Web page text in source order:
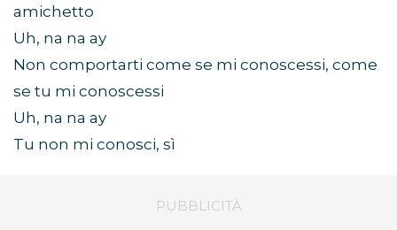
amichetto
Uh, na na ay
Non comportarti come se mi conoscessi, come
se tu mi conoscessi
Uh, na na ay
Tu non mi conosci, sì